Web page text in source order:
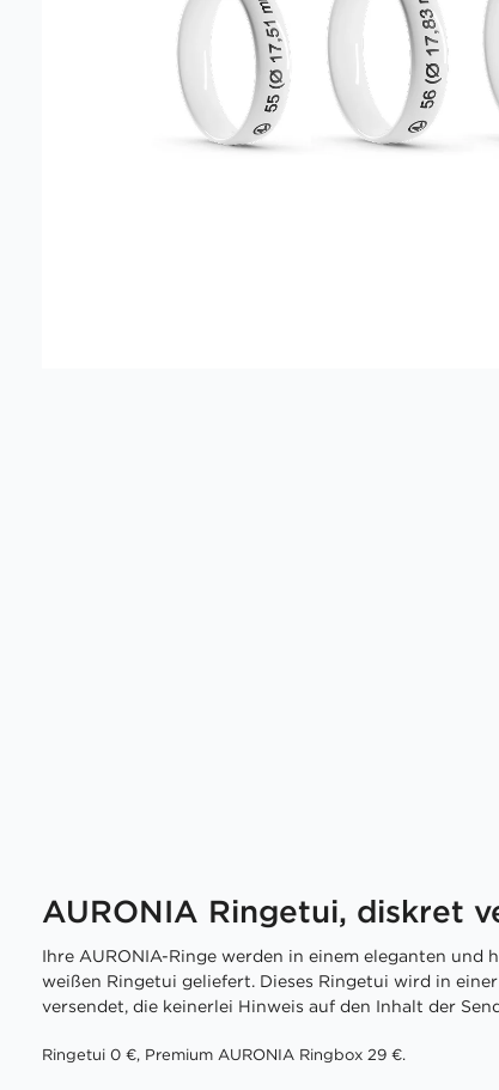
AURONIA Ringetui, diskret
Ihre AURONIA-Ringe werden in einem eleganten und
weißen Ringetui geliefert. Dieses Ringetui wird in
versendet, die keinerlei Hinweis auf den Inhalt der
Ringetui 0 €, Premium AURONIA Ringbox 29 €.